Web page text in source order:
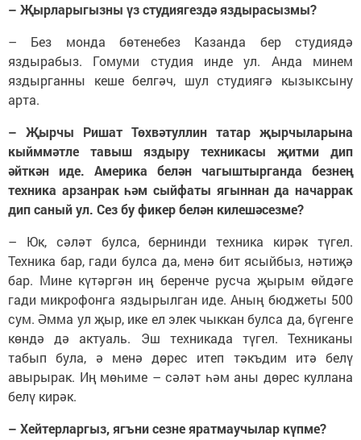
– Җырларыгызны үз студиягездә яздырасызмы?
– Без монда бөтенебез Казанда бер студиядә
яздырабыз. Гомуми студия инде ул. Анда минем
яздырганны кеше белгәч, шул студиягә кызыксыну
арта.​
– Җырчы Ришат Төхвәтуллин татар җырчыларына
кыйммәтле тавыш яздыру техникасы җитми дип
әйткән иде. Америка белән чагыштырганда безнең
техника арзанрак һәм сыйфаты ягыннан да начаррак
дип саный ул. Сез бу фикер белән килешәсезме?
– Юк, сәләт булса, бернинди техника кирәк түгел.
Техника бар, гади булса да, менә бит ясыйбыз, нәтиҗә
бар. Мине күтәргән иң беренче русча җырым өйдәге
гади ​микрофонга яздырылган иде. Аның бюджеты 500
сум. Әмма ул җыр, ике ел элек чыккан булса да, бүгенге
көндә дә актуаль. Эш техникада түгел. Техниканы
табып була, ә менә дөрес итеп тәкъдим итә белү
авырырак. Иң мөһиме – сәләт һәм аны дөрес куллана
белү кирәк.​
– Хейтерларгыз, ягъни сезне яратмаучылар күпме?